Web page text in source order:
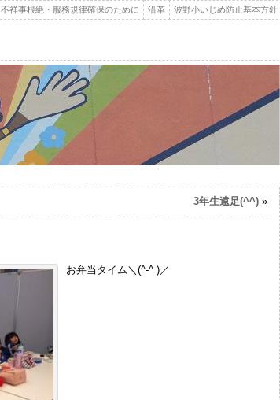
不祥事根絶・服務規律確保のために 沿革 波野小いじめ防止基本方針
3年生遠足(^^)»
お弁当タイム＼(^-^ )／